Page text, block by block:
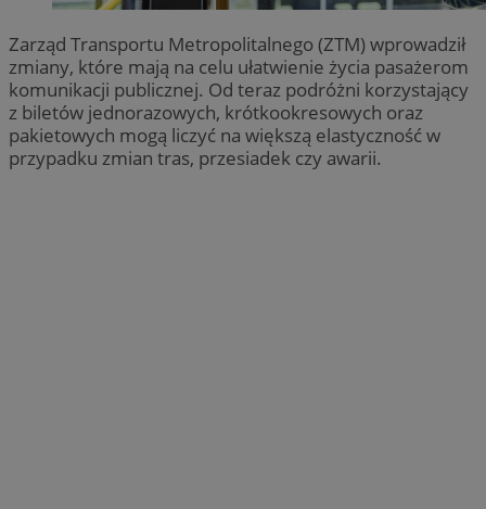
Zarząd Transportu Metropolitalnego (ZTM) wprowadził
zmiany, które mają na celu ułatwienie życia pasażerom
komunikacji publicznej. Od teraz podróżni korzystający
z biletów jednorazowych, krótkookresowych oraz
pakietowych mogą liczyć na większą elastyczność w
przypadku zmian tras, przesiadek czy awarii.